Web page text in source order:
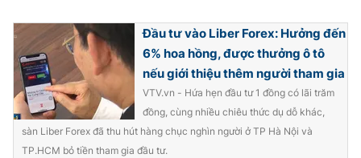
Đầu tư vào Liber Forex: Hưởng đến
6% hoa hồng, được thưởng ô tô
nếu giới thiệu thêm người tham gia
VTV.vn - Hứa hẹn đầu tư 1 đồng có lãi trăm
đồng, cùng nhiều chiêu thức dụ dỗ khác,
sàn Liber Forex đã thu hút hàng chục nghìn người ở TP Hà Nội và
TP.HCM bỏ tiền tham gia đầu tư.